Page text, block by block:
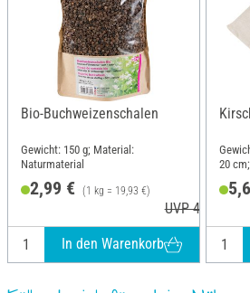
Bio-Buchweizenschalen
Gewicht: 150 g; Material:
Naturmaterial
2,99 € (1 kg = 19,93 €)
UVP 4,37 €
In den Warenkorb
20